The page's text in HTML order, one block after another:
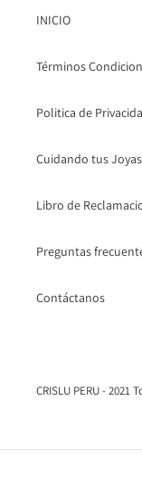
INICIO
Términos
Politica de
Cuidando tus Joyas
Libro de
Preguntas
Contáctanos
CRISLU PERU - 2021